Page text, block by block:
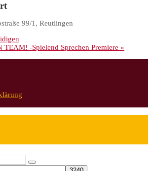
99/1, Reutlingen
TEAM! -Spielend Sprechen Premiere »